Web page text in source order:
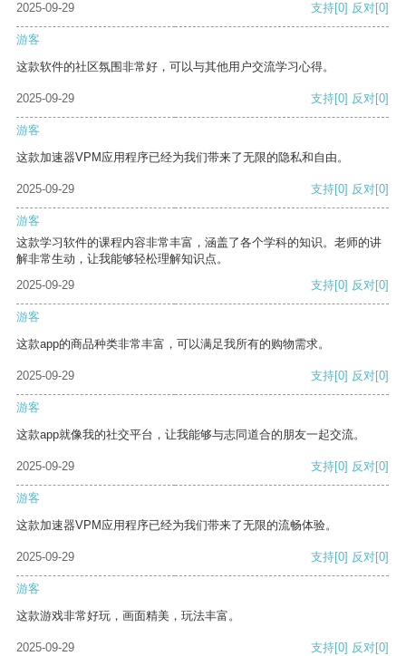
2025-09-29
支持[0] 反对[0]
游客
这款软件的社区氛围非常好，可以与其他用户交流学习心得。
2025-09-29 支持[0] 反对[0]
游客
这款加速器VPM应用程序已经为我们带来了无限的隐私和自由。
2025-09-29 支持[0] 反对[0]
游客
这款学习软件的课程内容非常丰富，涵盖了各个学科的知识。老师的讲
解非常生动，让我能够轻松理解知识点。
2025-09-29
支持[0] 反对[0]
游客
这款app的商品种类非常丰富，可以满足我所有的购物需求。
2025-09-29 支持[0] 反对[0]
游客
这款app就像我的社交平台，让我能够与志同道合的朋友一起交流。
2025-09-29 支持[0] 反对[0]
游客
这款加速器VPM应用程序已经为我们带来了无限的流畅体验。
2025-09-29 支持[0] 反对[0]
游客
这款游戏非常好玩，画面精美，玩法丰富。
2025-09-29 支持[0] 反对[0]